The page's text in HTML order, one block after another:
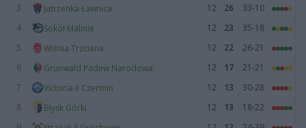
3 Jutrzenka Ławnica 12 26
33-10
4
Sokół Malinie 12 23
35-18
5
Wiśnia Trzciana 12 22
26-21
6
Grunwald Padew Narodowa 12 17
21-21
7
Victoria II Czermin 12 13
30-28
8
Błysk Górki 12 13
18-22